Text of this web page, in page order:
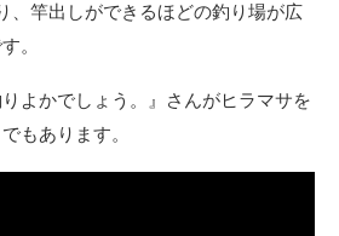
、竿出しができるほどの釣り場が広
。
よかでしょう。』さんがヒラマサを
もあります。